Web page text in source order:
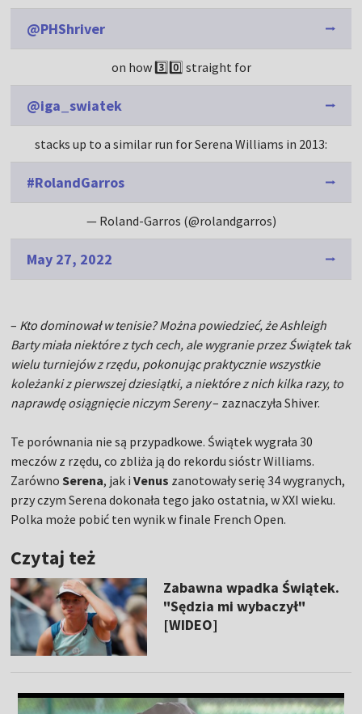
@PHShriver
on how 3️⃣0️⃣ straight for
@iga_swiatek
stacks up to a similar run for Serena Williams in 2013:
#RolandGarros
— Roland-Garros (@rolandgarros)
May 27, 2022
– Kto dominował w tenisie? Można powiedzieć, że Ashleigh
Barty miała niektóre z tych cech, ale wygranie przez Świątek tak
wielu turniejów z rzędu, pokonując praktycznie wszystkie
koleżanki z pierwszej dziesiątki, a niektóre z nich kilka razy, to
naprawdę osiągnięcie niczym Sereny– zaznaczyła Shiver.
Te porównania nie są przypadkowe. Świątek wygrała 30
meczów z rzędu, co zbliża ją do rekordu sióstr Williams.
ZarównoSerena, jak iVenus zanotowały serię 34 wygranych,
przy czym Serena dokonała tego jako ostatnia, w XXI wieku.
Polka może pobić ten wynik w finale French Open.
Czytaj też
Zabawna wpadka Świątek.
"Sędzia mi wybaczył"
[WIDEO]